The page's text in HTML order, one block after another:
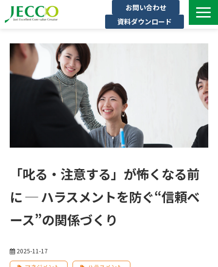
お問い合わせ
資料ダウンロード
ジェックについて
セミナー・イベント一覧
公開コース一覧
コラム
よくある質問
「叱る・注意する」が怖くなる前
に ─ ハラスメントを防ぐ“信頼ベ
ース”の関係づくり
2025-11-17